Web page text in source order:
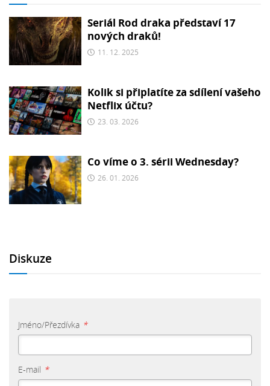
Seriál Rod draka představí 17
nových draků!
11. 12. 2025
Kolik si připlatíte za sdílení vašeho
Netflix účtu?
23. 03. 2026
Co víme o 3. sérii Wednesday?
26. 01. 2026
Diskuze
Jméno/Přezdívka *
E-mail *